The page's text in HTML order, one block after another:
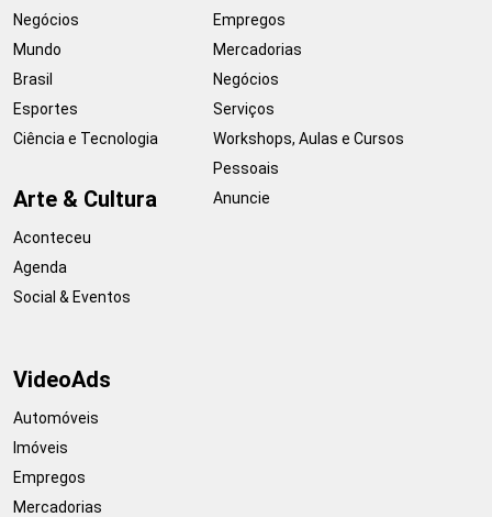
Negócios
Mundo
Brasil
Esportes
Ciência e Tecnologia
Arte & Cultura
Aconteceu
Agenda
Social & Eventos
Empregos
Mercadorias
Negócios
Serviços
Workshops, Aulas e Cursos
Pessoais
Anuncie
VideoAds
Automóveis
Imóveis
Empregos
Mercadorias